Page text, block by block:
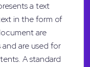
a text
in the form of
are
are used for
A standard